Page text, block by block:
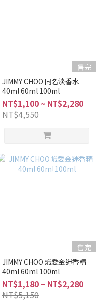
售完
JIMMY CHOO 同名淡香水
40ml 60ml 100ml
NT$1,100 ~ NT$2,280
NT$4,550
售完
JIMMY CHOO 熾愛金迷香精
40ml 60ml 100ml
NT$1,180 ~ NT$2,280
NT$5,150